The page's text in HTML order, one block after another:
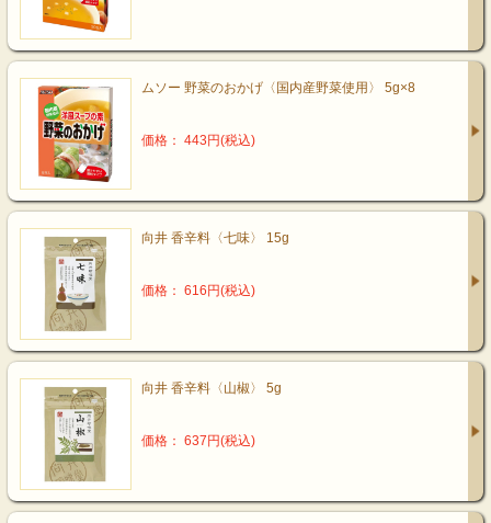
ムソー 野菜のおかげ〈国内産野菜使用〉 5g×8
価格： 443円(税込)
向井 香辛料〈七味〉 15g
価格： 616円(税込)
向井 香辛料〈山椒〉 5g
価格： 637円(税込)